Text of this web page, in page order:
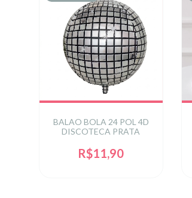
BALAO BOLA 24 POL 4D
DISCOTECA PRATA
R$11,90